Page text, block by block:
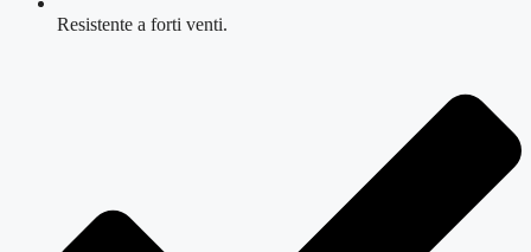
Resistente a forti venti.